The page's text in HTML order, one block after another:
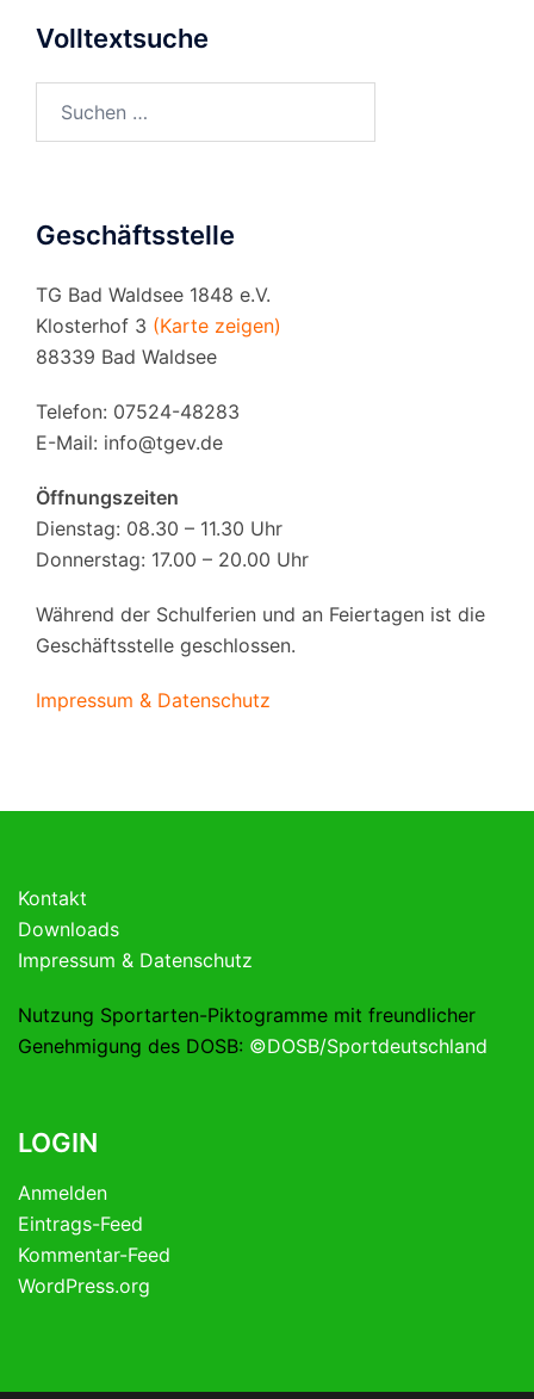
Volltextsuche
nach:
Geschäftsstelle
TG Bad Waldsee 1848 e.V.
Klosterhof 3 (Karte zeigen)
88339 Bad Waldsee
Telefon: 07524-48283
E-Mail: info@tgev.de
Öffnungszeiten
Dienstag: 08.30 – 11.30 Uhr
Donnerstag: 17.00 – 20.00 Uhr
Während der Schulferien und an Feiertagen ist die
Geschäftsstelle geschlossen.
Impressum & Datenschutz
Kontakt
Downloads
Impressum & Datenschutz
Nutzung Sportarten-Piktogramme mit freundlicher
Genehmigung des DOSB: ©DOSB/Sportdeutschland
LOGIN
Anmelden
Eintrags-Feed
Kommentar-Feed
WordPress.org